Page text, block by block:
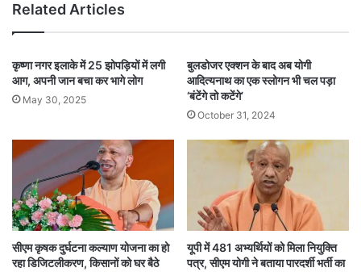
Related Articles
कृष्णा नगर इलाके में 25 झोपड़ियों में लगी
आग, अपनी जान बचा कर भागे लोग
May 30, 2025
बुलडोजर एक्शन के बाद अब योगी
आदित्यनाथ का एक स्लोगन भी चल पड़ा
‘बंटेंगे तो कटेंगे’
October 31, 2024
सीएम कृषक दुर्घटना कल्याण योजना का हो
रहा डिजिटलीकरण, किसानों को घर बैठे
यूपी में 481 अभ्यर्थियों को मिला नियुक्ति
पत्र, सीएम योगी ने बताया पारदर्शी भर्ती का